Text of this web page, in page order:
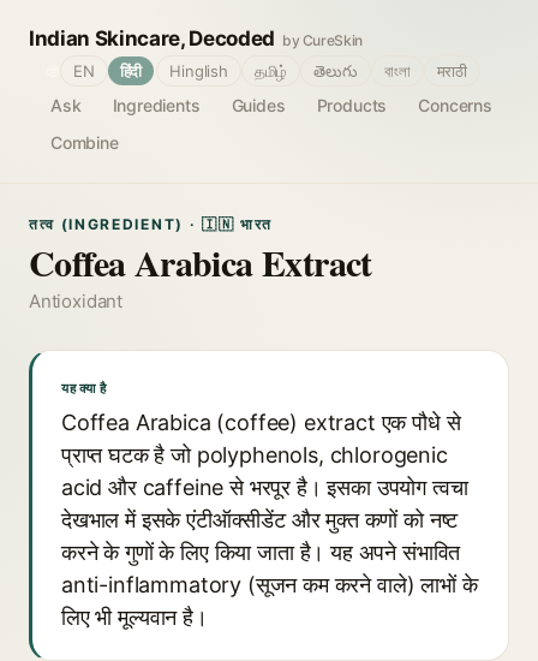
Indian Skincare, Decoded by CureSkin
Ask Ingredients Guides Products
Concerns
Combine
EN हिंदी Hinglish தமிழ் తెలుగు বাংলা मराठी
तत्व (INGREDIENT) · 🇮🇳 भारत
Coffea Arabica Extract
Antioxidant
यह क्या है
Coffea Arabica (coffee) extract एक पौधे से
प्राप्त घटक है जो polyphenols, chlorogenic
acid और caffeine से भरपूर है। इसका उपयोग त्वचा
देखभाल में इसके एंटीऑक्सीडेंट और मुक्त कणों को नष्ट
करने के गुणों के लिए किया जाता है। यह अपने संभावित
anti-inflammatory (सूजन कम करने वाले) लाभों के
लिए भी मूल्यवान है।